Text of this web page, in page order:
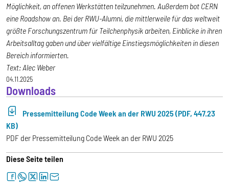
Möglichkeit, an offenen Werkstätten teilzunehmen. Außerdem bot CERN
eine Roadshow an. Bei der RWU-Alumni, die mittlerweile für das weltweit
größte Forschungszentrum für Teilchenphysik arbeiten, Einblicke in ihren
Arbeitsalltag gaben und über vielfältige Einstiegsmöglichkeiten in diesen
Bereich informierten.
Text: Alec Weber
04.11.2025
Downloads
Pressemitteilung Code Week an der RWU 2025 (PDF, 447.23
KB)
PDF der Pressemitteilung Code Week an der RWU 2025
Diese Seite teilen
facebookwhatsapptwitterlinkedinletter